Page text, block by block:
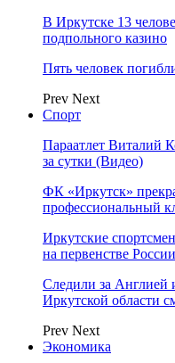
В Иркутске 13
подпольного казино
Пять человек
Prev Next
Спорт
Параатлет Виталий
за сутки (Видео)
ФК «Иркутск»
профессиональный
Иркутские
на первенстве
Следили за Англией
Иркутской области
Prev Next
Экономика